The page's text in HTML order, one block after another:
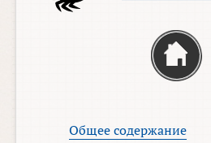
Общее содержание